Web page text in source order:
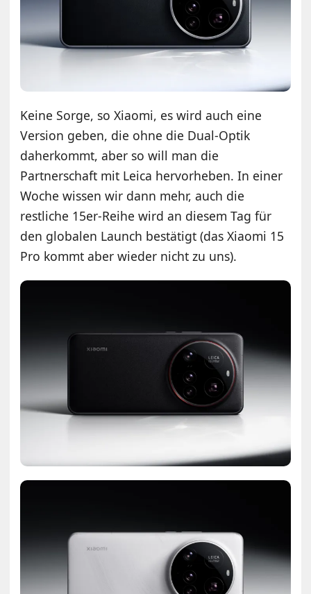
Keine Sorge, so Xiaomi, es wird auch eine
Version geben, die ohne die Dual-Optik
daherkommt, aber so will man die
Partnerschaft mit Leica hervorheben. In einer
Woche wissen wir dann mehr, auch die
restliche 15er-Reihe wird an diesem Tag für
den globalen Launch bestätigt (das Xiaomi 15
Pro kommt aber wieder nicht zu uns).